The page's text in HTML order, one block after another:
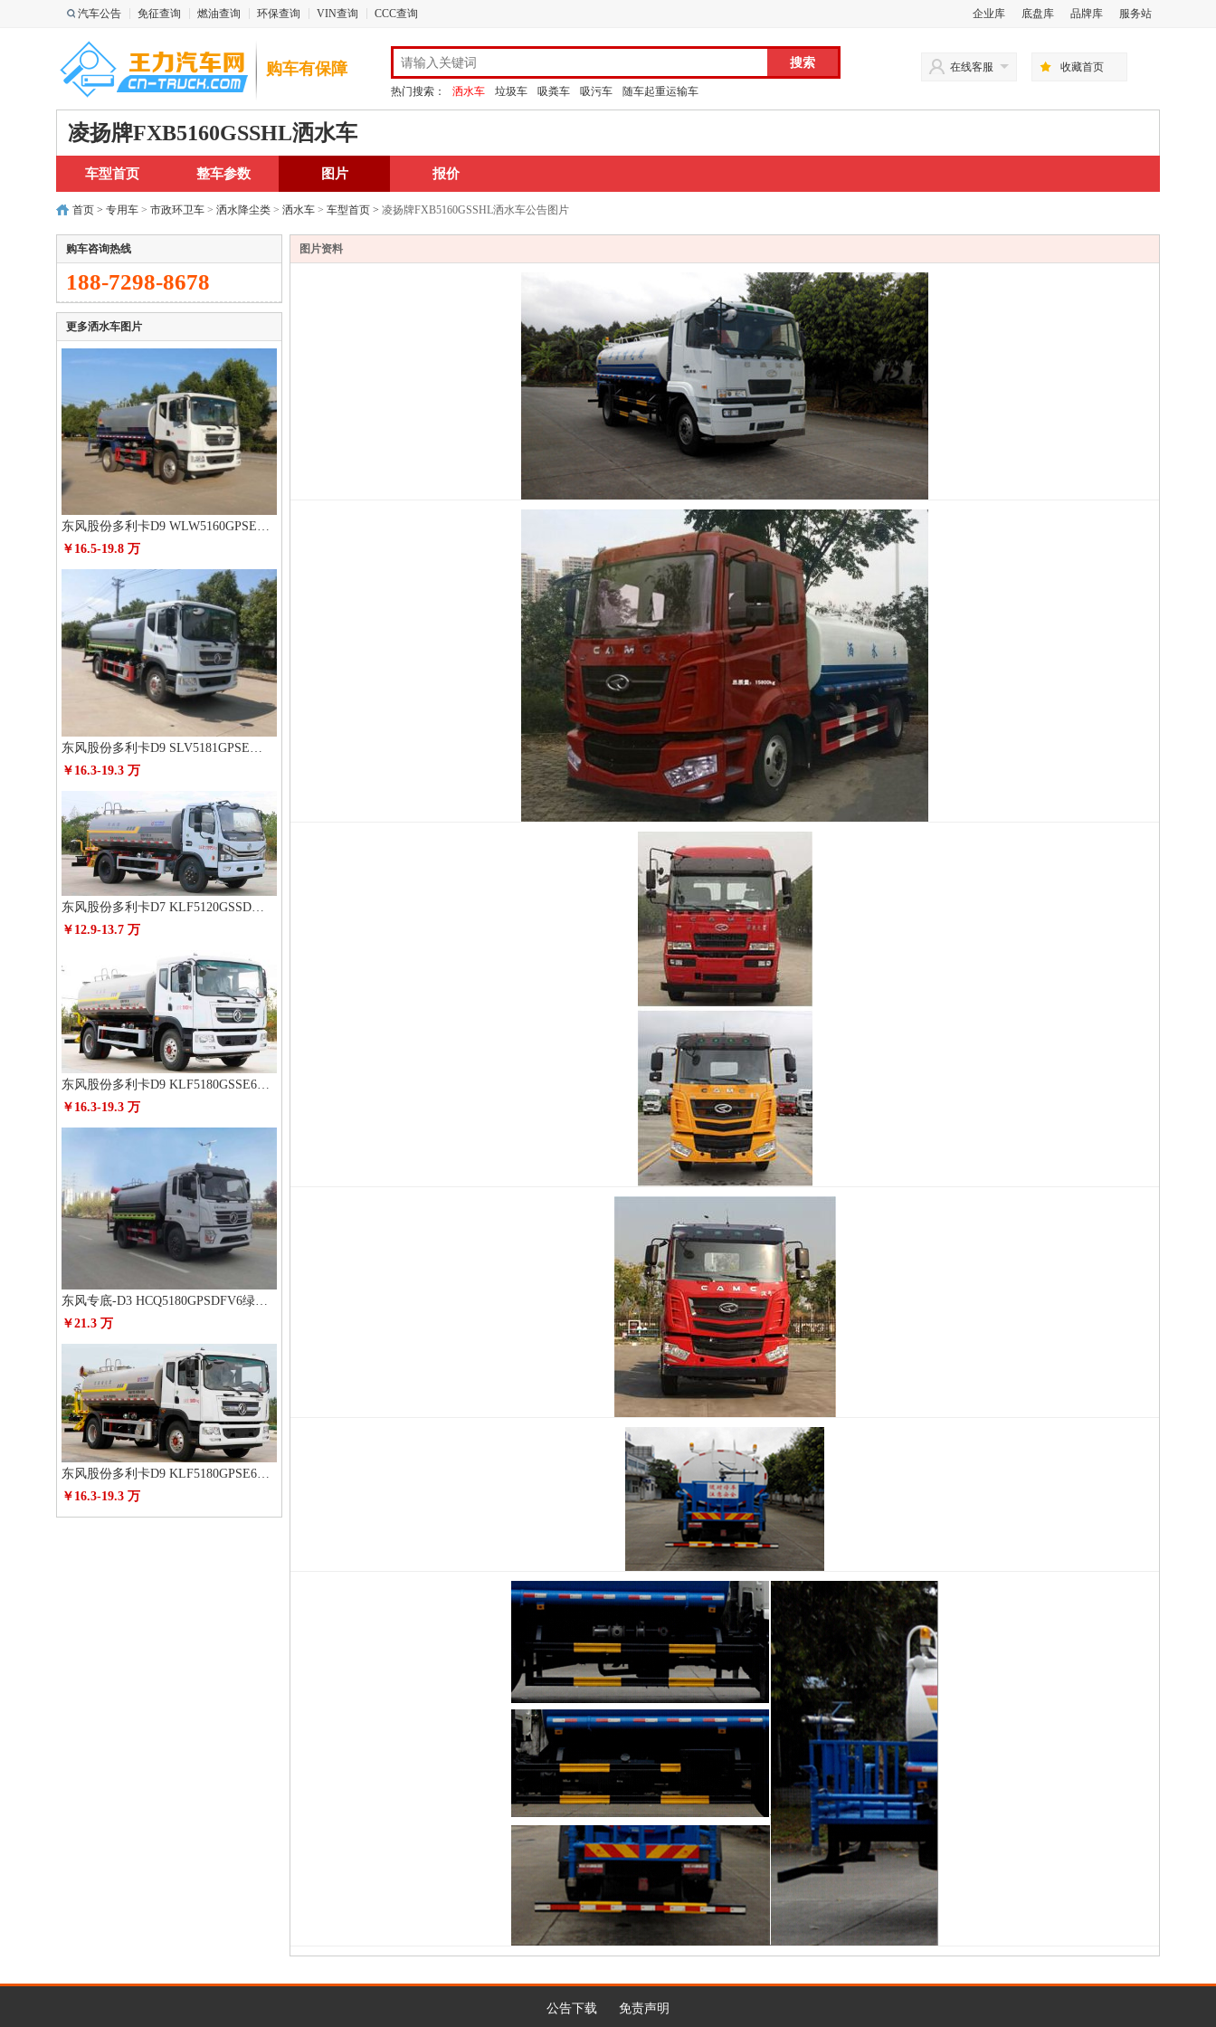
汽车公告 免征查询 燃油查询 环保查询 VIN查询 CCC查询 企业库 底盘库 品牌库 服务站
购车有保障
热门搜索： 洒水车 垃圾车 吸粪车 吸污车 随车起重运输车
在线客服 收藏首页
凌扬牌FXB5160GSSHL洒水车
车型首页 整车参数 图片 报价
首页 > 专用车 > 市政环卫车 > 洒水降尘类 > 洒水车 > 车型首页 > 凌扬牌FXB5160GSSHL洒水车公告图片
购车咨询热线
188-7298-8678
更多洒水车图片
东风股份多利卡D9 WLW5160GPSE绿化喷洒车
￥16.5-19.8 万
东风股份多利卡D9 SLV5181GPSE绿化喷洒车
￥16.3-19.3 万
东风股份多利卡D7 KLF5120GSSD6洒水车
￥12.9-13.7 万
东风股份多利卡D9 KLF5180GSSE6洒水车
￥16.3-19.3 万
东风专底-D3 HCQ5180GPSDFV6绿化喷洒车
￥21.3 万
￥16.3-19.3 万
图片资料
公告下载 免责声明